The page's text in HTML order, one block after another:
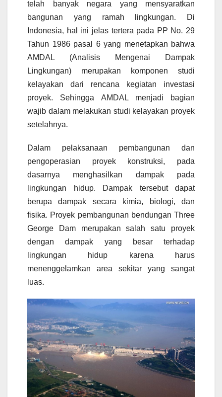
telah banyak negara yang mensyaratkan
bangunan yang ramah lingkungan. Di
Indonesia, hal ini jelas tertera pada PP No. 29
Tahun 1986 pasal 6 yang menetapkan bahwa
AMDAL (Analisis Mengenai Dampak
Lingkungan) merupakan komponen studi
kelayakan dari rencana kegiatan investasi
proyek. Sehingga AMDAL menjadi bagian
wajib dalam melakukan studi kelayakan proyek
setelahnya.
Dalam pelaksanaan pembangunan dan
pengoperasian proyek konstruksi, pada
dasarnya menghasilkan dampak pada
lingkungan hidup. Dampak tersebut dapat
berupa dampak secara kimia, biologi, dan
fisika. Proyek pembangunan bendungan Three
George Dam merupakan salah satu proyek
dengan dampak yang besar terhadap
lingkungan hidup karena harus
menenggelamkan area sekitar yang sangat
luas.